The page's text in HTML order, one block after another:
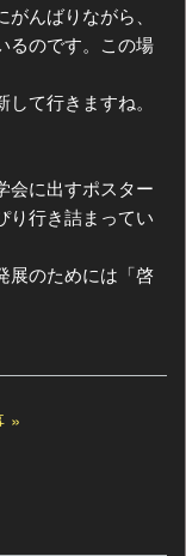
んばりながら、
るのです。この場
て行きますね。
会に出すポスター
り行き詰まってい
展のためには「啓